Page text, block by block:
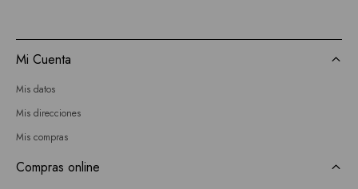
Mi Cuenta
Mis datos
Mis direcciones
Mis compras
Compras online